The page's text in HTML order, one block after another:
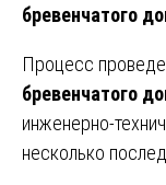
бревенчатого
Процесс
бревенчатого
инженерно-
несколько